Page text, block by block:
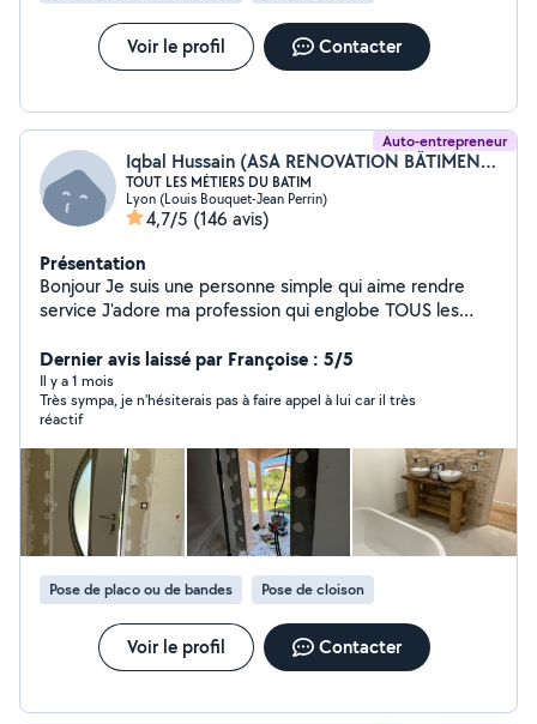
Voir le profil Contacter
Auto-entrepreneur
Iqbal Hussain (ASA RENOVATION BÂTIMENT)
TOUT LES MÉTIERS DU BATIM
Lyon (Louis Bouquet-Jean Perrin)
4,7/5 (146 avis)
Présentation
Bonjour Je suis une personne simple qui aime rendre
service J'adore ma profession qui englobe TOUS les
plus de 20 ans En passant par les choses les plus
simples aux plus complexes je saurais vous donner
entière satisfaction et bien plus encore Passionné
d'électronique et de bricolage avec création de
meubles en tout genre, j'aime également la photo vidéo
ainsi que l'aquariophilie Au plaisir de vous connaître
Dernier avis laissé par Françoise : 5/5
Il y a 1 mois
Très sympa, je n'hésiterais pas à faire appel à lui car il très
réactif
Pose de placo ou de bandes Pose de cloison
Voir le profil Contacter